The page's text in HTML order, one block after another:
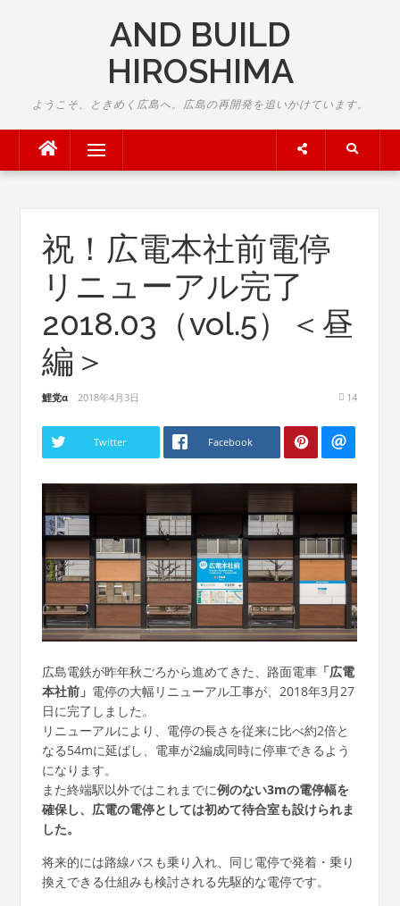
AND BUILD
HIROSHIMA
ようこそ、ときめく広島へ。広島の再開発を追いかけています。
Menu
祝！広電本社前電停
リニューアル完了
2018.03（vol.5）＜昼
編＞
鯉党α 2018年4月3日 14
Twitter Facebook
広島電鉄が昨年秋ごろから進めてきた、路面電車「広電
本社前」 電停の大幅リニューアル工事が、2018年3月27
日に完了しました。
リニューアルにより、電停の長さを従来に比べ約2倍と
なる54mに延ばし、電車が2編成同時に停車できるよう
になります。
また終端駅以外ではこれまでに例のない3mの電停幅を
確保し、広電の電停としては初めて待合室も設けられま
した。
将来的には路線バスも乗り入れ、同じ電停で発着・乗り
換えできる仕組みも検討される先駆的な電停です。